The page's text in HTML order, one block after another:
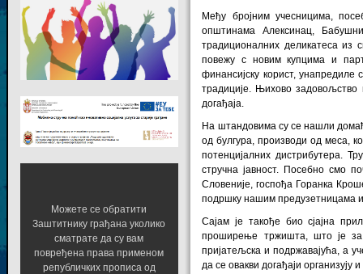
Међу бројним учесницима,
општинама Алексинац,
традиционалних деликатеса из
повежу с новим купцима и
финансијску корист, унапредиле
традиције. Њихово задовољство
догађаја.
На штандовима су се нашли
од булгура, производи од меса,
потенцијалних дистрибутера.
стручна јавност. Посебно смо
Словеније, госпођа Горанка
подршку нашим предузетницама
Сајам је такође био сјајна
проширење тржишта, што је за
пријатељска и подржавајућа, а
да се овакви догађаји организују
Можете се обратити
Заштитнику грађана уколико
сматрате да су вам
повређена права применом
републичких прописа од